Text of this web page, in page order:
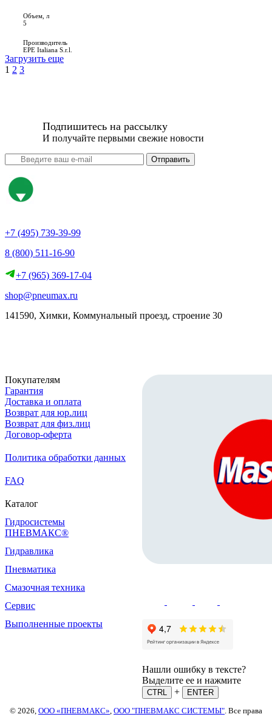
Объем, л
5
Производитель
EPE Italiana S.r.l.
Загрузить еще
1 2 3
Подпишитесь на рассылку
И получайте первыми свежие новости
Отправить
+7 (495) 739-39-99
8 (800) 511-16-90
+7 (965) 369-17-04
shop@pneumax.ru
141590, Химки, Коммунальный проезд, строение 30
Покупателям
Гарантия
Доставка и оплата
Возврат для юр.лиц
Возврат для физ.лиц
Договор-оферта
Политика обработки данных
FAQ
Каталог
Гидросистемы
ПНЕВМАКС®
Гидравлика
Пневматика
Смазочная техника
Сервис
Выполненные проекты
Нашли ошибку в тексте?
Выделите ее и нажмите
CTRL +
ENTER
© 2026, ООО «ПНЕВМАКС», ООО "ПНЕВМАКС СИСТЕМЫ". Все права